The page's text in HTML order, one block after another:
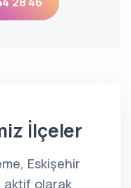
İlçeler
Eskişehir
aktif olarak